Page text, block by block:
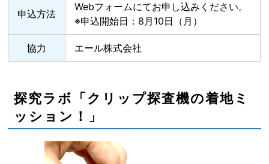
申込方法
Webフォームにてお申し込みください。
※申込開始日：8月10日（月）
協力 エール株式会社
探究ラボ「クリップ探査機の着地ミ
ッション！」